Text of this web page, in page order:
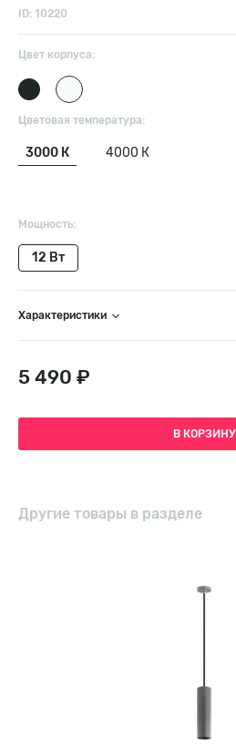
ID: 10220
Цвет корпуса:
Цветовая температура:
3000 К 4000 К
Мощность:
12 Вт
Характеристики
5 490 ₽
В КОРЗИНУ
Другие товары в разделе